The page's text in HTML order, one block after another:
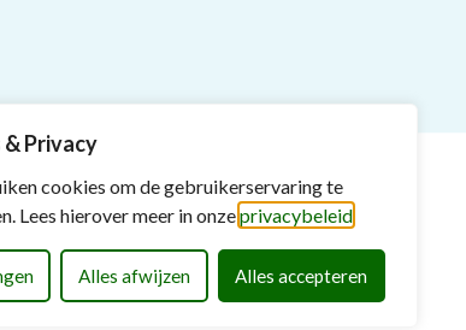
Privacy
cookies om de gebruikerservaring te
Lees hierover meer in onzeprivacybeleid
Alles afwijzen Alles accepteren